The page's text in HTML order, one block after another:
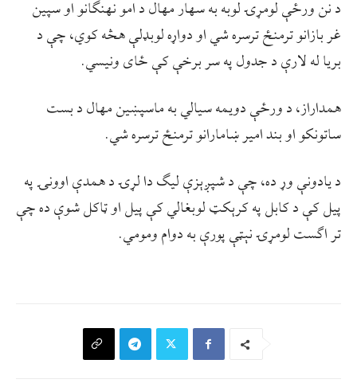
د نن ورځې لومړۍ لوبه به سهار مهال د امو نهنګانو او سپین
غر بازانو ترمنځ ترسره شي او دواړه لوبډلې هڅه کوي، چې د
بریا له لارې د جدول په سر برخې کې ځای ونیسي.
همداراز، د ورځې دویمه سیالي به ماسپښین مهال د بست
ساتونکو او بند امیر ښامارانو ترمنځ ترسره شي.
د یادونې وړ ده، چې د شپږېزې لیګ دا لړۍ د همدې اوونۍ په
پيل کې د کابل په کرېکټ لوبغالي کې پیل او ټاکل شوې ده چې
تر اګست لومړۍ نېټې پورې به دوام ومومي.